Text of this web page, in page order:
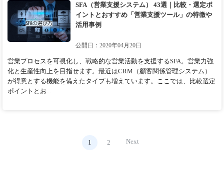
SFA（営業支援システム） 43選｜比較・選定ポ
イントとおすすめ「営業支援ツール」の特徴や
活用事例
公開日：2020年04月20日
営業プロセスを可視化し、戦略的な営業活動を支援するSFA。営業力強
化と生産性向上を目指せます。最近はCRM（顧客関係管理システム）
が得意とする機能を備えたタイプも増えています。ここでは、比較選定
ポイントとお...
1 2 Next